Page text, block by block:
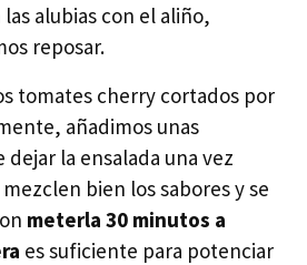
alubias con el aliño,
reposar.
tomates cherry cortados por
añadimos unas
dejar la ensalada una vez
bien los sabores y se
meterla 30 minutos a
es suficiente para potenciar